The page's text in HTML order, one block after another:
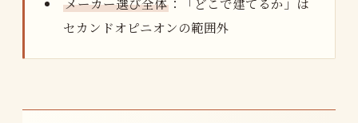
セカンドオピニオンの範囲外